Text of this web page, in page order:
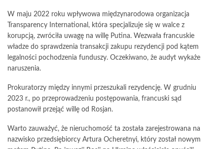
W maju 2022 roku wpływowa międzynarodowa organizacja
Transparency International, która specjalizuje się w walce z
korupcją, zwróciła uwagę na willę Putina. Wezwała francuskie
władze do sprawdzenia transakcji zakupu rezydencji pod kątem
legalności pochodzenia funduszy. Oczekiwano, że audyt wykaże
naruszenia.
Prokuratorzy między innymi przeszukali rezydencję. W grudniu
2023 r., po przeprowadzeniu postępowania, francuski sąd
postanowił przejąć willę od Rosjan.
Warto zauważyć, że nieruchomość ta została zarejestrowana na
nazwisko przedsiębiorcy Artura Ocheretnyi, który został nowym